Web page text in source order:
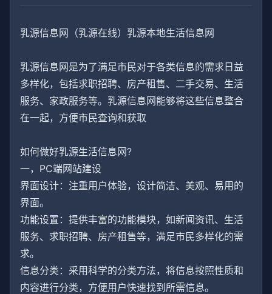
乳源信息网（乳源在线）乳源本地生活信息网
乳源信息网是为了满足市民对于各类信息的需求日益
多样化，包括求职招聘、房产租售、二手交易、生活
服务、家政服务等。乳源信息网能够将这些信息整合
在一起，方便市民查询和获取
如何做好乳源生活信息网?
一，PC端网站建设
界面设计：注重用户体验，设计简洁、美观、易用的
界面。
功能设置：提供丰富的功能模块，如新闻资讯、生活
服务、求职招聘、房产租售等，满足市民多样化的需
求。
信息分类：采用科学的分类方法，将信息按照性质和
内容进行分类，方便用户快速找到所需信息。